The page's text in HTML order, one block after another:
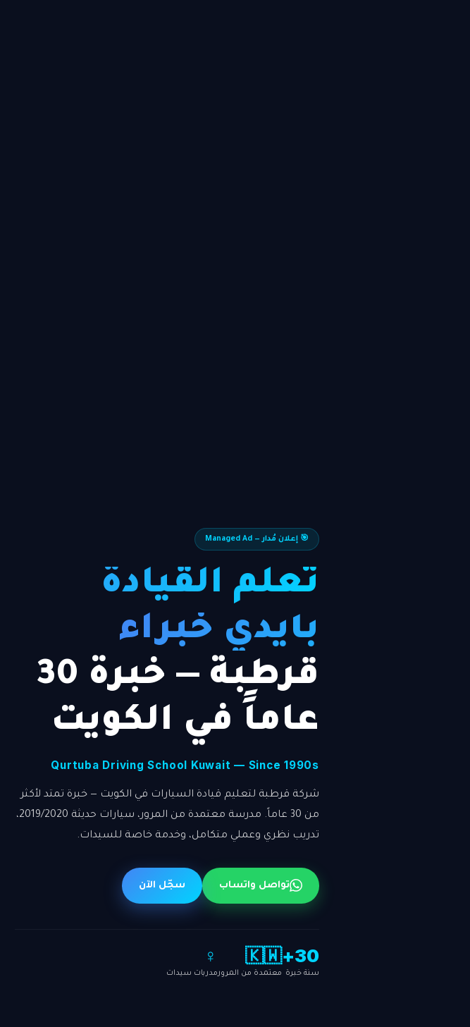
🎯 إعلان مُدار — Managed Ad
تعلّم القيادة
بأيدي خبراء
قرطبة — خبرة 30
عاماً في الكويت
Qurtuba Driving School Kuwait — Since 1990s
شركة قرطبة لتعليم قيادة السيارات في الكويت — خبرة تمتد لأكثر
من 30 عاماً. مدرسة معتمدة من المرور، سيارات حديثة 2019/2020،
تدريب نظري وعملي متكامل، وخدمة خاصة للسيدات.
تواصل واتساب سجّل الآن
30+
سنة خبرة
🇰🇼
معتمدة من المرور
♀️
مدربات سيدات